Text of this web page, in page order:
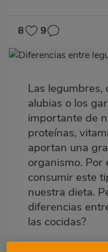
8
9
Imagen
Body
Las legumbres,
alubias o los
importante de
proteínas,
aportan una
organismo. Por
consumir este
nuestra dieta.
diferencias
las cocidas?